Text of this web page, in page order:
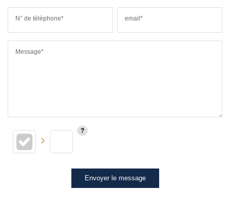
N° de téléphone* email*
Message*
Envoyer le message